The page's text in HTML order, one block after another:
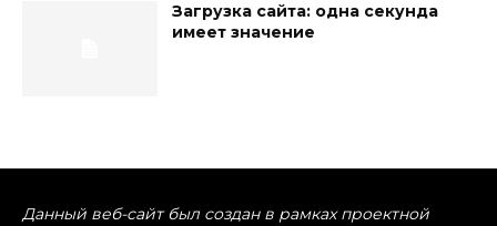
Загрузка сайта: одна секунда
имеет значение
Данный веб-сайт был создан в рамках проектной